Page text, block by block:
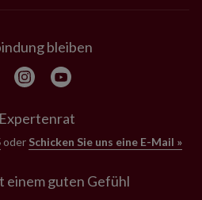
bleiben
oder Schicken Sie uns eine E-Mail »
einem guten Gefühl